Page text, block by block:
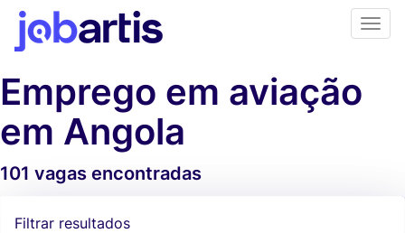
Emprego em aviação
em Angola
101 vagas encontradas
Filtrar resultados